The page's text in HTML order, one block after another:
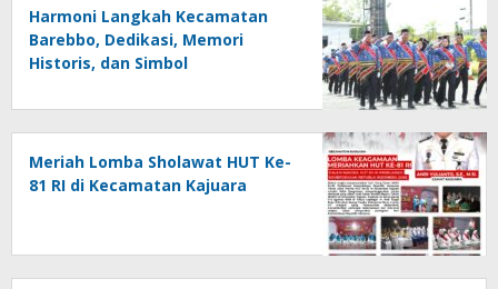
Harmoni Langkah Kecamatan
Barebbo, Dedikasi, Memori
Historis, dan Simbol
Meriah Lomba Sholawat HUT Ke-
81 RI di Kecamatan Kajuara